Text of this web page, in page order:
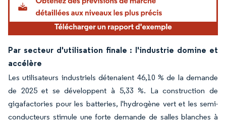
Par secteur d'utilisation finale : l'industrie domine et
accélère
Les utilisateurs industriels détenaient 46,10 % de la demande
de 2025 et se développent à 5,33 %. La construction de
gigafactories pour les batteries, l'hydrogène vert et les semi-
conducteurs stimule une forte demande de salles blanches à